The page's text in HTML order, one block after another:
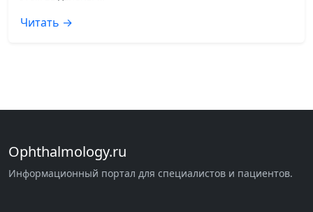
Читать →
Ophthalmology.ru
Информационный портал для специалистов и пациентов.